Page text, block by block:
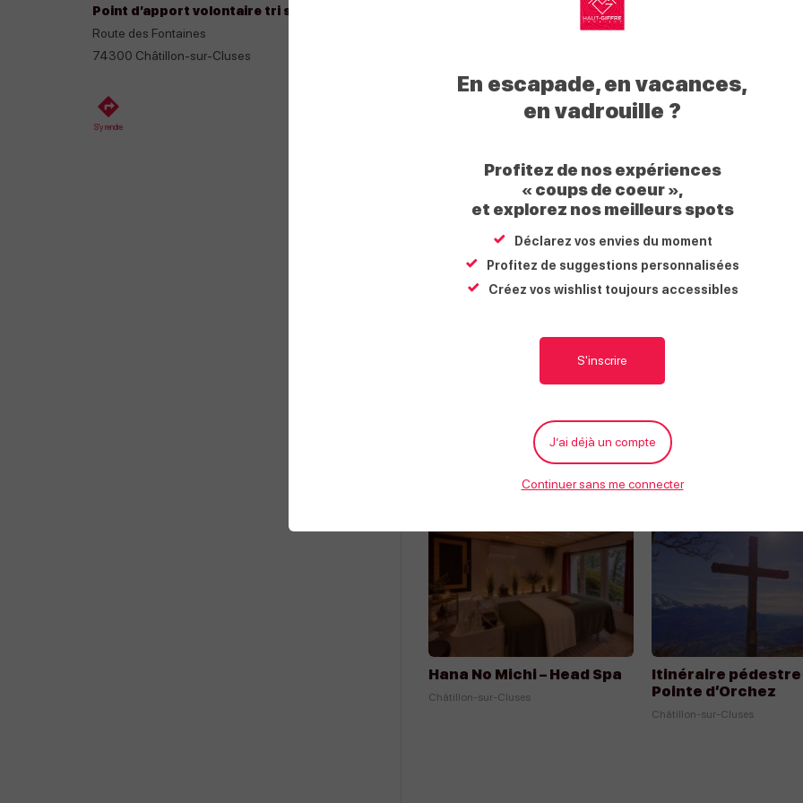
Point d’apport volontaire tri sélectif
Route des Fontaines
74300 Châtillon-sur-Cluses
S'y rendre
+
−
À proximité
Hana No Michi – Head Spa
Châtillon-sur-Cluses
Appeler
Écrire
Itinéraire pédestre
Pointe d’Orchez
Châtillon-sur-Cluses
Giffre
En escapade, en vacances,
en vadrouille ?
Profitez de nos expériences
« coups de coeur »,
et explorez nos meilleurs spots
Déclarez vos envies du moment
Profitez de suggestions personnalisées
Créez vos wishlist toujours accessibles
S'inscrire
J’ai déjà un compte
Continuer sans me connecter